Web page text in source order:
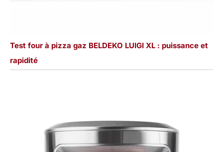
Test four à pizza gaz BELDEKO LUIGI XL : puissance et
rapidité